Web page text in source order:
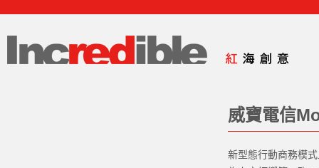
威寶電信
新型態行動商務模